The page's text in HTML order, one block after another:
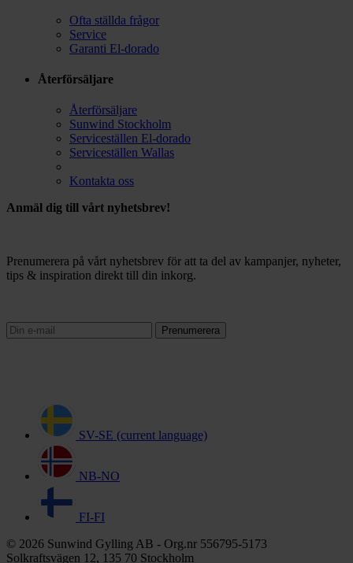
Ofta ställda frågor
Service
Garanti El-dorado
Återförsäljare
Återförsäljare
Sunwind Stockholm
Serviceställen El-dorado
Serviceställen Wallas
Kontakta oss
Anmäl dig till vårt nyhetsbrev!
Prenumerera på vårt nyhetsbrev för att ta del av kampanjer, nyheter,
tips & inspiration direkt till din inkorg.
Prenumerera
SV-SE (current language)
NB-NO
FI-FI
© 2026 Sunwind Gylling AB - Org.nr 556795-5173
Solkraftsvägen 12, 135 70 Stockholm